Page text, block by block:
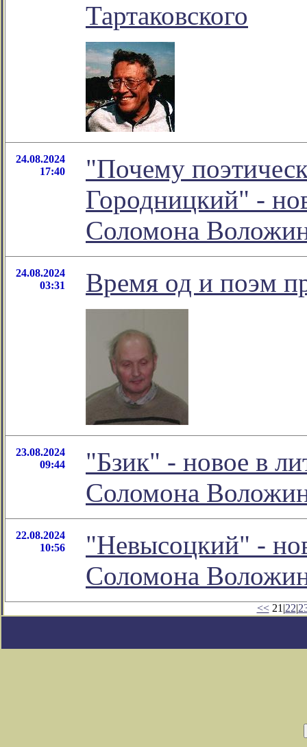
Тартаковского
24.08.2024
17:40
"Почему
Городницкий" -
Соломона
24.08.2024
03:31
Время од и поэм
23.08.2024
09:44
"Бзик" - новое в
Соломона
22.08.2024
10:56
"Невысоцкий" -
Соломона
<<21|22|